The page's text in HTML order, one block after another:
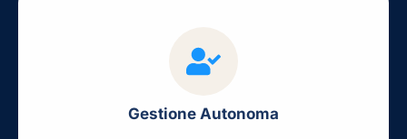
Gestione Autonoma